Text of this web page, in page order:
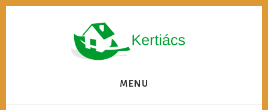
MENU